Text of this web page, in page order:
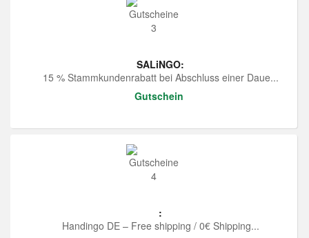
SALiNGO:
15 % Stammkundenrabatt bei Abschluss einer Daue...
Gutschein
:
Handingo DE – Free shipping / 0€ Shipping...